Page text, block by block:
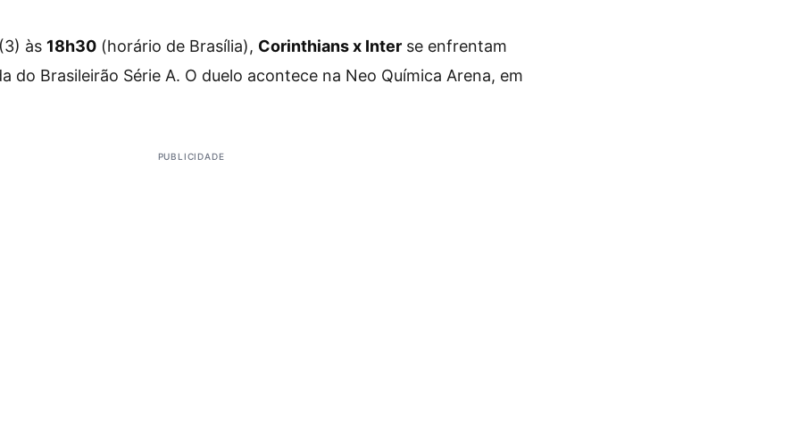
às 18h30 (horário de Brasília), Corinthians x Inter se enfrentam
do Brasileirão Série A. O duelo acontece na Neo Química Arena, em
PUBLICIDADE